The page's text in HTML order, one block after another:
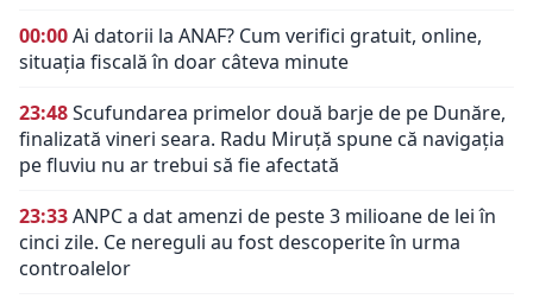
00:00Ai datorii la ANAF? Cum verifici gratuit, online,
situația fiscală în doar câteva minute
23:48Scufundarea primelor două barje de pe Dunăre,
finalizată vineri seara. Radu Miruță spune că navigația
pe fluviu nu ar trebui să fie afectată
23:33ANPC a dat amenzi de peste 3 milioane de lei în
cinci zile. Ce nereguli au fost descoperite în urma
controalelor